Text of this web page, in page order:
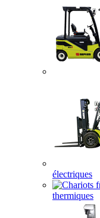
électriques
thermiques